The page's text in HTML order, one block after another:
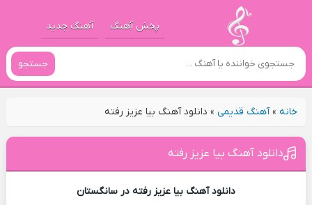
پخش آهنگ آهنگ جدید
جستجو
خانه»آهنگ قدیمی» دانلود آهنگ بیا عزیز رفته
دانلود آهنگ بیا عزیز رفته
دانلود آهنگ بیا عزیز رفته در سانگستان